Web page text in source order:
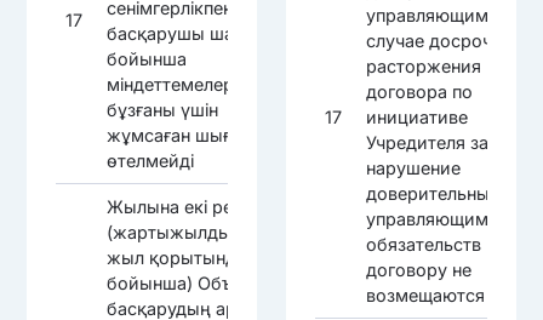
17
сенімгерлікпен
басқарушы шарт
бойынша
міндеттемелерді
бұзғаны үшін
жұмсаған шығындар
өтелмейді
Жылына екі рет
(жартыжылдық және
жыл қорытындысы
бойынша) Объектіні
басқарудың аралық
17
управляющим, в
случае досрочного
расторжения
договора по
инициативе
Учредителя за
нарушение
доверительным
управляющим
обязательств по
договору не
возмещаются